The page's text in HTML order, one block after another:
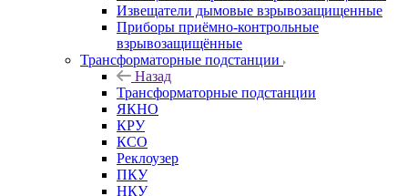
Извещатели дымовые взрывозащищенные
Приборы приёмно-контрольные
взрывозащищённые
Трансформаторные подстанции
Назад
Трансформаторные подстанции
ЯКНО
КРУ
КСО
Реклоузер
ПКУ
НКУ